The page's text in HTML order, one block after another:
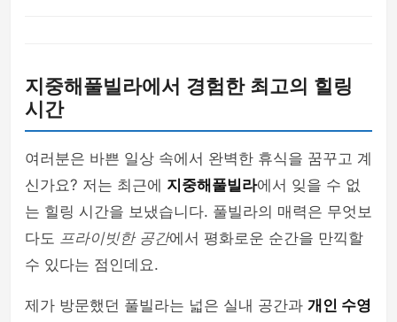
지중해풀빌라에서 경험한 최고의 힐링
시간
여러분은 바쁜 일상 속에서 완벽한 휴식을 꿈꾸고 계
신가요? 저는 최근에 지중해풀빌라에서 잊을 수 없
는 힐링 시간을 보냈습니다. 풀빌라의 매력은 무엇보
다도 프라이빗한 공간에서 평화로운 순간을 만끽할
수 있다는 점인데요.
제가 방문했던 풀빌라는 넓은 실내 공간과 개인 수영